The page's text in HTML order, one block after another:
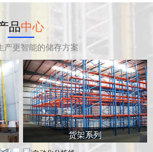
品中心
产更智能的储存方案
货架系列